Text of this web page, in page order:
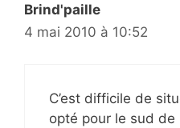
Brind'paille
4 mai 2010 à 10:52
C’est difficile de
opté pour le sud de